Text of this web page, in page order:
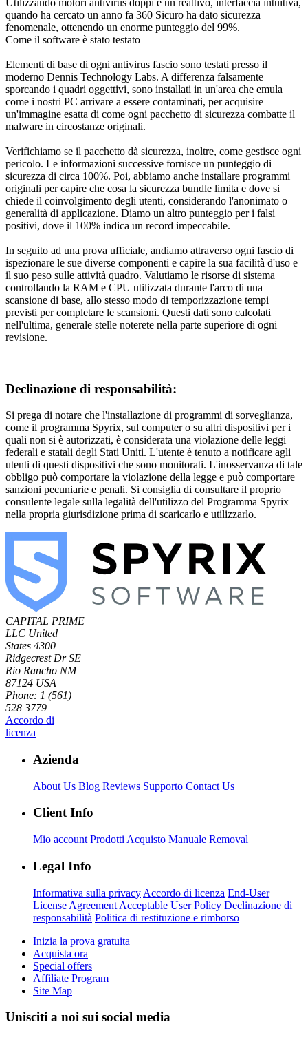
quando ha cercato un anno fa 360 Sicuro ha dato sicurezza
fenomenale, ottenendo un enorme punteggio del 99%.
Come il software è stato testato
Elementi di base di ogni antivirus fascio sono testati presso il
moderno Dennis Technology Labs. A differenza falsamente
sporcando i quadri oggettivi, sono installati in un'area che emula
come i nostri PC arrivare a essere contaminati, per acquisire
un'immagine esatta di come ogni pacchetto di sicurezza combatte il
malware in circostanze originali.
Verifichiamo se il pacchetto dà sicurezza, inoltre, come gestisce ogni
pericolo. Le informazioni successive fornisce un punteggio di
sicurezza di circa 100%. Poi, abbiamo anche installare programmi
originali per capire che cosa la sicurezza bundle limita e dove si
chiede il coinvolgimento degli utenti, considerando l'anonimato o
generalità di applicazione. Diamo un altro punteggio per i falsi
positivi, dove il 100% indica un record impeccabile.
In seguito ad una prova ufficiale, andiamo attraverso ogni fascio di
ispezionare le sue diverse componenti e capire la sua facilità d'uso e
il suo peso sulle attività quadro. Valutiamo le risorse di sistema
controllando la RAM e CPU utilizzata durante l'arco di una
scansione di base, allo stesso modo di temporizzazione tempi
previsti per completare le scansioni. Questi dati sono calcolati
nell'ultima, generale stelle noterete nella parte superiore di ogni
revisione.
Declinazione di responsabilità:
Si prega di notare che l'installazione di programmi di sorveglianza,
come il programma Spyrix, sul computer o su altri dispositivi per i
quali non si è autorizzati, è considerata una violazione delle leggi
federali e statali degli Stati Uniti. L'utente è tenuto a notificare agli
utenti di questi dispositivi che sono monitorati. L'inosservanza di tale
obbligo può comportare la violazione della legge e può comportare
sanzioni pecuniarie e penali. Si consiglia di consultare il proprio
consulente legale sulla legalità dell'utilizzo del Programma Spyrix
nella propria giurisdizione prima di scaricarlo e utilizzarlo.
CAPITAL PRIME
LLC United
States 4300
Ridgecrest Dr SE
Rio Rancho NM
87124 USA
Phone: 1 (561)
528 3779
Accordo di
licenza
Azienda
About Us Blog Reviews Supporto Contact Us
Client Info
Mio account Prodotti Acquisto Manuale Removal
Legal Info
Informativa sulla privacy Accordo di licenza End-User
License Agreement Acceptable User Policy Declinazione di
responsabilità Politica di restituzione e rimborso
Inizia la prova gratuita
Acquista ora
Special offers
Affiliate Program
Site Map
Unisciti a noi sui social media